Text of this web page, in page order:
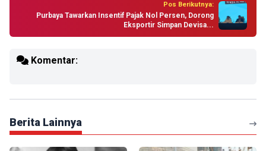
Pos Berikutnya:
Purbaya Tawarkan Insentif Pajak Nol Persen, Dorong
Eksportir Simpan Devisa...
Komentar:
Berita Lainnya